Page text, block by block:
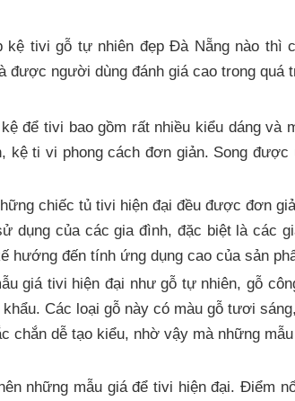
tivi gỗ tự nhiên đẹp Đà Nẵng nào thì
được người dùng đánh giá cao trong quá
để tivi bao gồm rất nhiều kiểu dáng
ti vi phong cách đơn giản. Song
chiếc tủ tivi hiện đại đều được đơn
dụng của các gia đình, đặc biệt là các
đến tính ứng dụng cao của sản
giá tivi hiện đại như gỗ tự nhiên, gỗ
Các loại gỗ này có màu gỗ tươi
dễ tạo kiểu, nhờ vậy mà những
những mẫu giá để tivi hiện đại. Điểm